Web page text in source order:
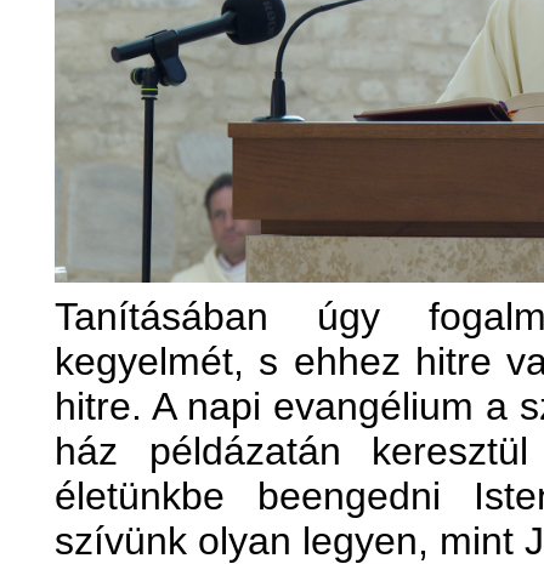
Tanításában úgy
kegyelmét, s ehhez hitre
hitre. A napi evangélium a
ház példázatán
életünkbe beengedni
szívünk olyan legyen, mint